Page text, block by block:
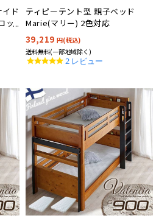
ド
ッ
ティピーテント型 親子ベッド
Marie(マリー) 2色対応
39,219 円(税込)
送料無料(一部地域除く)
5.0
2 レビュー